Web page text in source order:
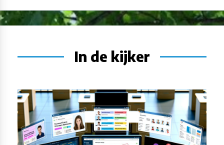
In de kijker